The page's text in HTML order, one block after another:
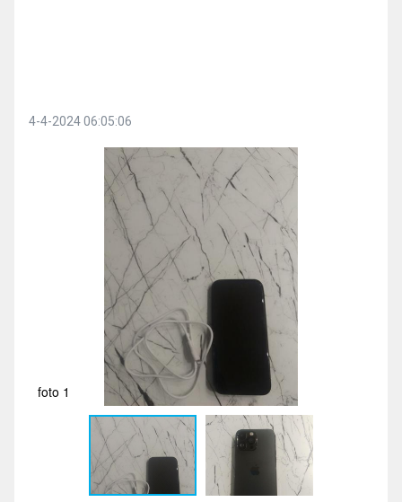
4-4-2024 06:05:06
foto 1